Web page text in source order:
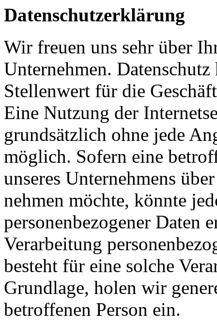
Datenschutzerklärung
Wir freuen uns sehr über
Unternehmen.
Stellenwert für die
Eine Nutzung der
grundsätzlich ohne jede
möglich. Sofern eine
unseres Unternehmens
nehmen möchte, könnte
personenbezogener Daten
Verarbeitung
besteht für eine solche
Grundlage, holen wir
betroffenen Person ein.